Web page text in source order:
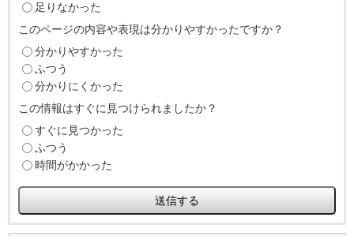
足りなかった
このページの内容や表現は分かりやすかったですか？
分かりやすかった
ふつう
分かりにくかった
この情報はすぐに見つけられましたか？
すぐに見つかった
ふつう
時間がかかった